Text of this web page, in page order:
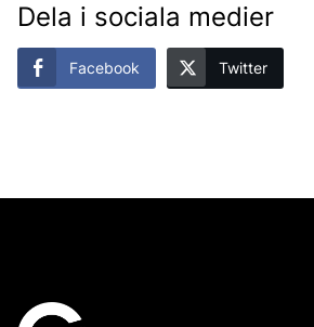
Dela i sociala medier
Facebook Twitter